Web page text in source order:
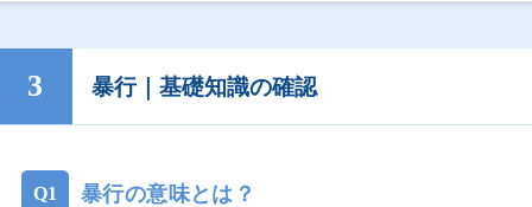
暴行｜基礎知識の確認
暴行の意味とは？